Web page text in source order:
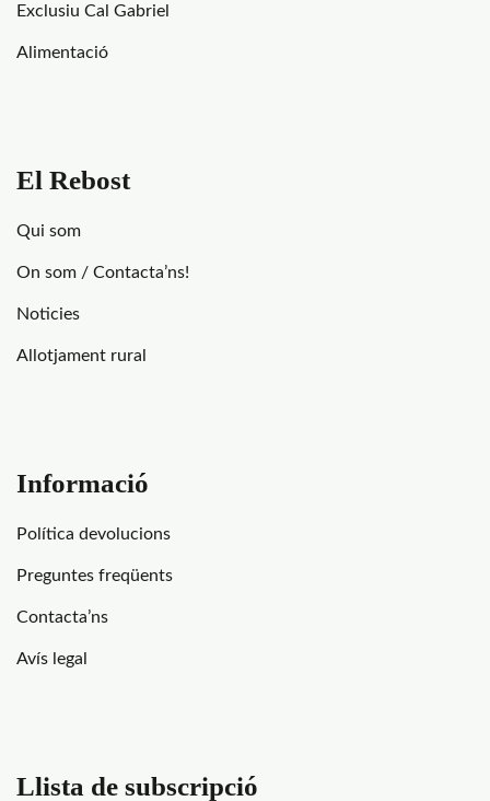
Exclusiu Cal Gabriel
Alimentació
El Rebost
Qui som
On som / Contacta’ns!
Noticies
Allotjament rural
Informació
Política devolucions
Preguntes freqüents
Contacta’ns
Avís legal
Llista de subscripció